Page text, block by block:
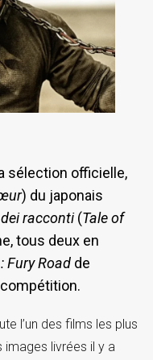
sélection officielle,
) du japonais
racconti(Tale of
tous deux en
Fury Roadde
compétition.
l’un des films les plus
images livrées il y a